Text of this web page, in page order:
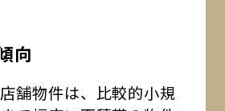
向
舗物件は、比較的小規